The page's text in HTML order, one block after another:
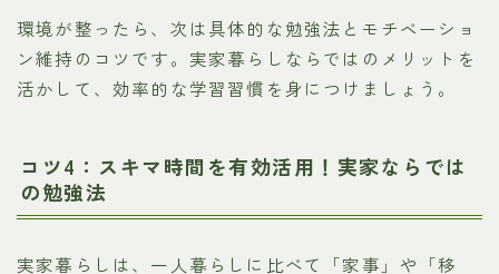
環境が整ったら、次は具体的な勉強法とモチベーショ
ン維持のコツです。実家暮らしならではのメリットを
活かして、効率的な学習習慣を身につけましょう。
コツ4：スキマ時間を有効活用！実家ならでは
の勉強法
実家暮らしは、一人暮らしに比べて「家事」や「移